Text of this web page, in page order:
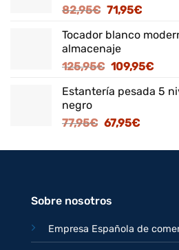
82,95€ El
original
era:
82,95€.
71,95€El
actual
71,95€.
Tocador blanco
almacenaje
125,95€ El
original
125,95€.
109,95€El
Estantería pesada 5
negro
77,95€ El
original
67,95€El
actual
Sobre nosotros
Empresa Española de